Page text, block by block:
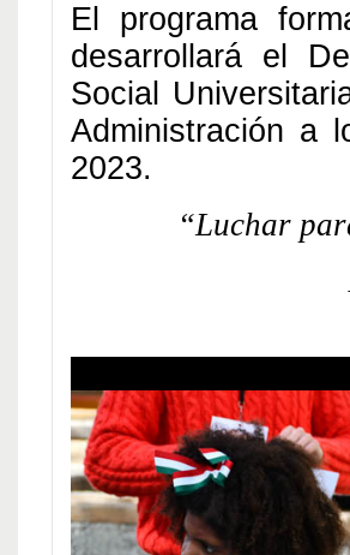
El programa
desarrollará el
Social
Administración a
2023.
“Luchar